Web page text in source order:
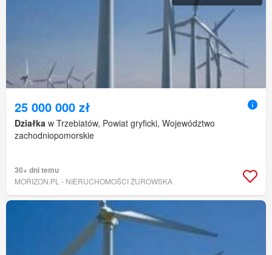
25 000 000 zł
Działka w Trzebiatów, Powiat gryficki, Województwo
zachodniopomorskie
30+ dni temu
MORIZON.PL - NIERUCHOMOŚCI ŻUROWSKA